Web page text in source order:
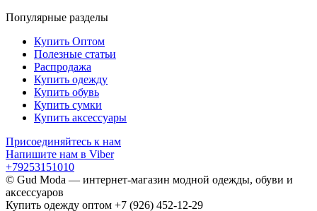
Популярные разделы
Купить Оптом
Полезные статьи
Распродажа
Купить одежду
Купить обувь
Купить сумки
Купить аксессуары
Присоединяйтесь к нам
Напишите нам в Viber
+79253151010
© Gud Moda — интернет-магазин модной одежды, обуви и
аксессуаров
Купить одежду оптом +7 (926) 452-12-29